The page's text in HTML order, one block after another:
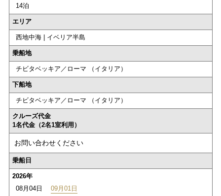
14泊
エリア
西地中海 | イベリア半島
乗船地
チビタベッキア／ローマ （イタリア）
下船地
チビタベッキア／ローマ （イタリア）
クルーズ代金
1名代金（2名1室利用）
お問い合わせください
乗船日
2026年
08月04日
09月01日